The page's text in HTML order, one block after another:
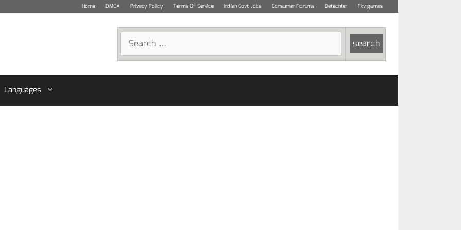
Home DMCA Privacy Policy Terms Of Service Indian Govt Jobs Consumer Forums Detechter Pkv games
Search
for:
Languages